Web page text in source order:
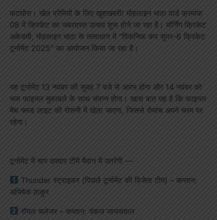
कटघोरा। खेल प्रेमियों के लिए खुशखबरी! मोहलाइन भाठा वार्ड क्रमांक
08 में क्रिकेट का जबरदस्त उत्सव शुरू होने जा रहा है। मॉर्निंग क्रिकेट
अकेडमी, मोहलाइन भाठा के तत्वाधान में “पिकनिक कप सुपर-6 क्रिकेट
टूर्नामेंट 2025” का आयोजन किया जा रहा है।
यह टूर्नामेंट 13 नवंबर की सुबह 7 बजे से आरंभ होगा और 14 नवंबर को
भव्य फाइनल मुकाबले के साथ संपन्न होगा। खास बात यह है कि फाइनल
मैच फ्लड लाइट की रोशनी में खेला जाएगा, जिससे रोमांच अपने चरम पर
रहेगा।
टूर्नामेंट में चार दमदार टीमें मैदान में उतरेंगी —
Thunder स्ट्राइकर (पिछले टूर्नामेंट की विजेता टीम) – कप्तान:
अभिषेक ठाकुर
रॉयल चलेजर – कप्तान: पंकज जायसवाल